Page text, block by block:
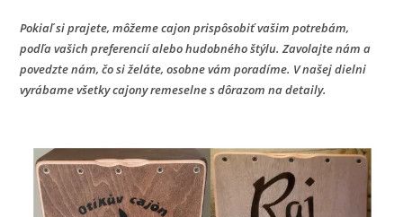
Pokiaľ si prajete, môžeme cajon prispôsobiť vašim potrebám,
podľa vašich preferencií alebo hudobného štýlu. Zavolajte nám a
povedzte nám, čo si želáte, osobne vám poradíme. V našej dielni
vyrábame všetky cajony remeselne s dôrazom na detaily.